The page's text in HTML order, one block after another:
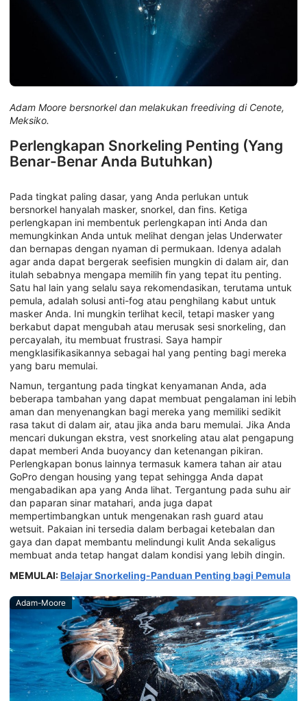
Adam Moore bersnorkel dan melakukan freediving di Cenote,
Meksiko.
Perlengkapan Snorkeling Penting (Yang
Benar-Benar Anda Butuhkan)
Pada tingkat paling dasar, yang Anda perlukan untuk
bersnorkel hanyalah masker, snorkel, dan fins. Ketiga
perlengkapan ini membentuk perlengkapan inti Anda dan
memungkinkan Anda untuk melihat dengan jelas Underwater
dan bernapas dengan nyaman di permukaan. Idenya adalah
agar anda dapat bergerak seefisien mungkin di dalam air, dan
itulah sebabnya mengapa memilih fin yang tepat itu penting.
Satu hal lain yang selalu saya rekomendasikan, terutama untuk
pemula, adalah solusi anti-fog atau penghilang kabut untuk
masker Anda. Ini mungkin terlihat kecil, tetapi masker yang
berkabut dapat mengubah atau merusak sesi snorkeling, dan
percayalah, itu membuat frustrasi. Saya hampir
mengklasifikasikannya sebagai hal yang penting bagi mereka
yang baru memulai.
Namun, tergantung pada tingkat kenyamanan Anda, ada
beberapa tambahan yang dapat membuat pengalaman ini lebih
aman dan menyenangkan bagi mereka yang memiliki sedikit
rasa takut di dalam air, atau jika anda baru memulai. Jika Anda
mencari dukungan ekstra, vest snorkeling atau alat pengapung
dapat memberi Anda buoyancy dan ketenangan pikiran.
Perlengkapan bonus lainnya termasuk kamera tahan air atau
GoPro dengan housing yang tepat sehingga Anda dapat
mengabadikan apa yang Anda lihat. Tergantung pada suhu air
dan paparan sinar matahari, anda juga dapat
mempertimbangkan untuk mengenakan rash guard atau
wetsuit. Pakaian ini tersedia dalam berbagai ketebalan dan
gaya dan dapat membantu melindungi kulit Anda sekaligus
membuat anda tetap hangat dalam kondisi yang lebih dingin.
MEMULAI:Belajar Snorkeling-Panduan Penting bagi Pemula
Adam-Moore